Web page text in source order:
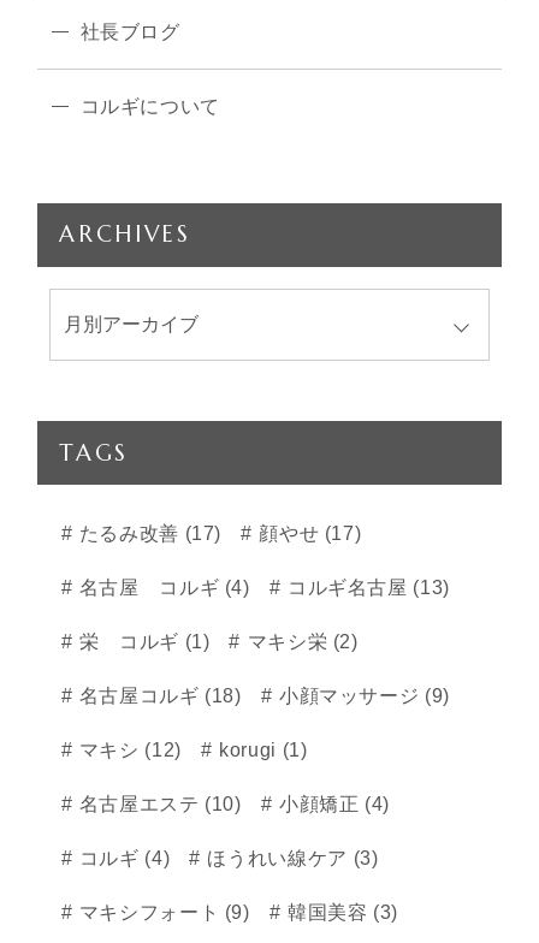
社長ブログ
コルギについて
ARCHIVES
TAGS
たるみ改善 (17) 顔やせ (17)
名古屋 コルギ (4) コルギ名古屋 (13)
栄 コルギ (1) マキシ栄 (2)
名古屋コルギ (18) 小顔マッサージ (9)
マキシ (12) korugi (1)
名古屋エステ (10) 小顔矯正 (4)
コルギ (4) ほうれい線ケア (3)
マキシフォート (9) 韓国美容 (3)